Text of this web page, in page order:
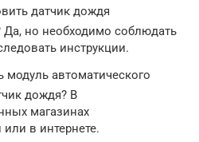
датчик дождя
Да, но необходимо соблюдать
инструкции.
модуль автоматического
дождя? В
магазинах
в интернете.